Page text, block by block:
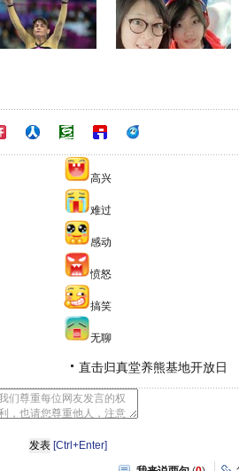
高兴
难过
感动
愤怒
搞笑
无聊
直击归真堂养熊基地开放日
[Ctrl+Enter]